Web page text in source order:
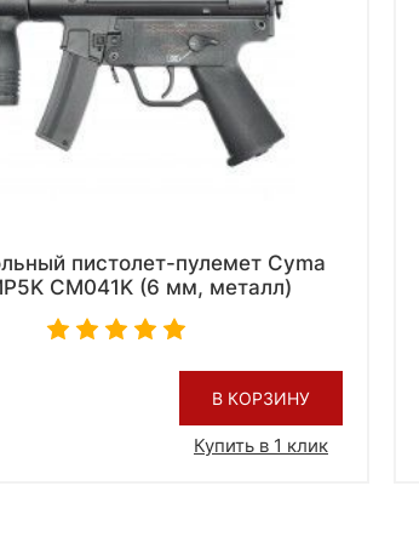
пистолет-пулемет Cyma
CM041K (6 мм, металл)
В КОРЗИНУ
Купить в 1 клик